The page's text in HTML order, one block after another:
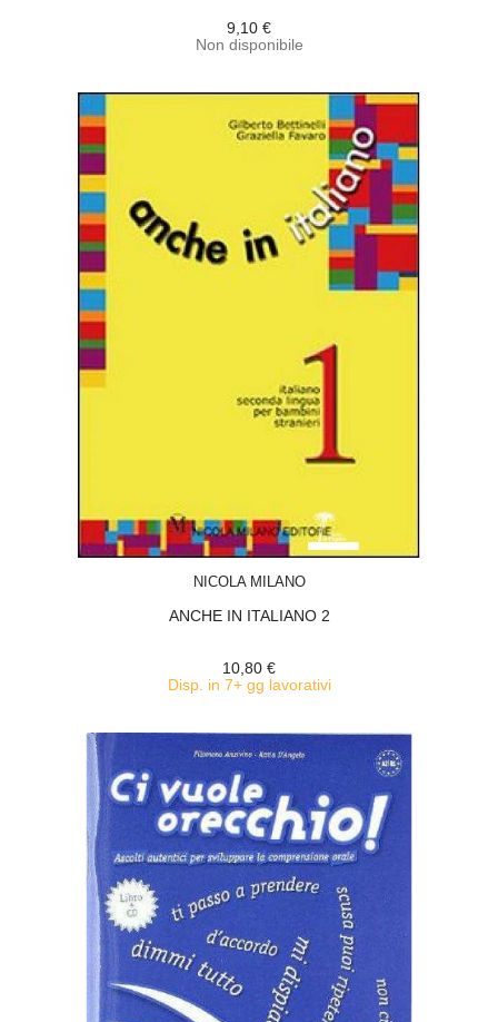
9,10 €
Non disponibile
NICOLA MILANO
ANCHE IN ITALIANO 2
10,80 €
Disp. in 7+ gg lavorativi